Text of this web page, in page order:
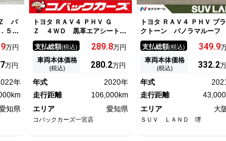
Ｚ パ
５型
ラ
ーズ
合
ン Ｌ
9万円
万円
年
知県
トヨタ ＲＡＶ４ ＰＨＶ Ｇ
Ｚ ４ＷＤ 黒革エアシート
モデリスタエアロ ９型ナビＴ
Ｖ Ｂｌｕｅｔｏｏｔｈ ＬＥ
Ｄ 全周囲カメラ ＥＴＣ 衝
突軽減ブレーキ 障害物セン
席電動シート
支払総額(税込) 289.8万円
車両本体価格
(税込) 280.2万円
年式
2020年
走行距離
106,000km
エリア
愛知県
コバックカーズ一宮店
トヨタ ＲＡＶ４ ＰＨＶ ブ
クトーン パノラマルーフ
正９型ディスプレイ ナビキ
ト パノラミックビューモ
ー ブラインドスッポトモニ
ー トヨタセーフティセ
リー機能付きパワーシート
マートキー
支払総額(税込) 349.9
車両本体価格
(税込) 332.2
年式
走行距離
エリア
大
ＳＵＶ ＬＡＮＤ 堺